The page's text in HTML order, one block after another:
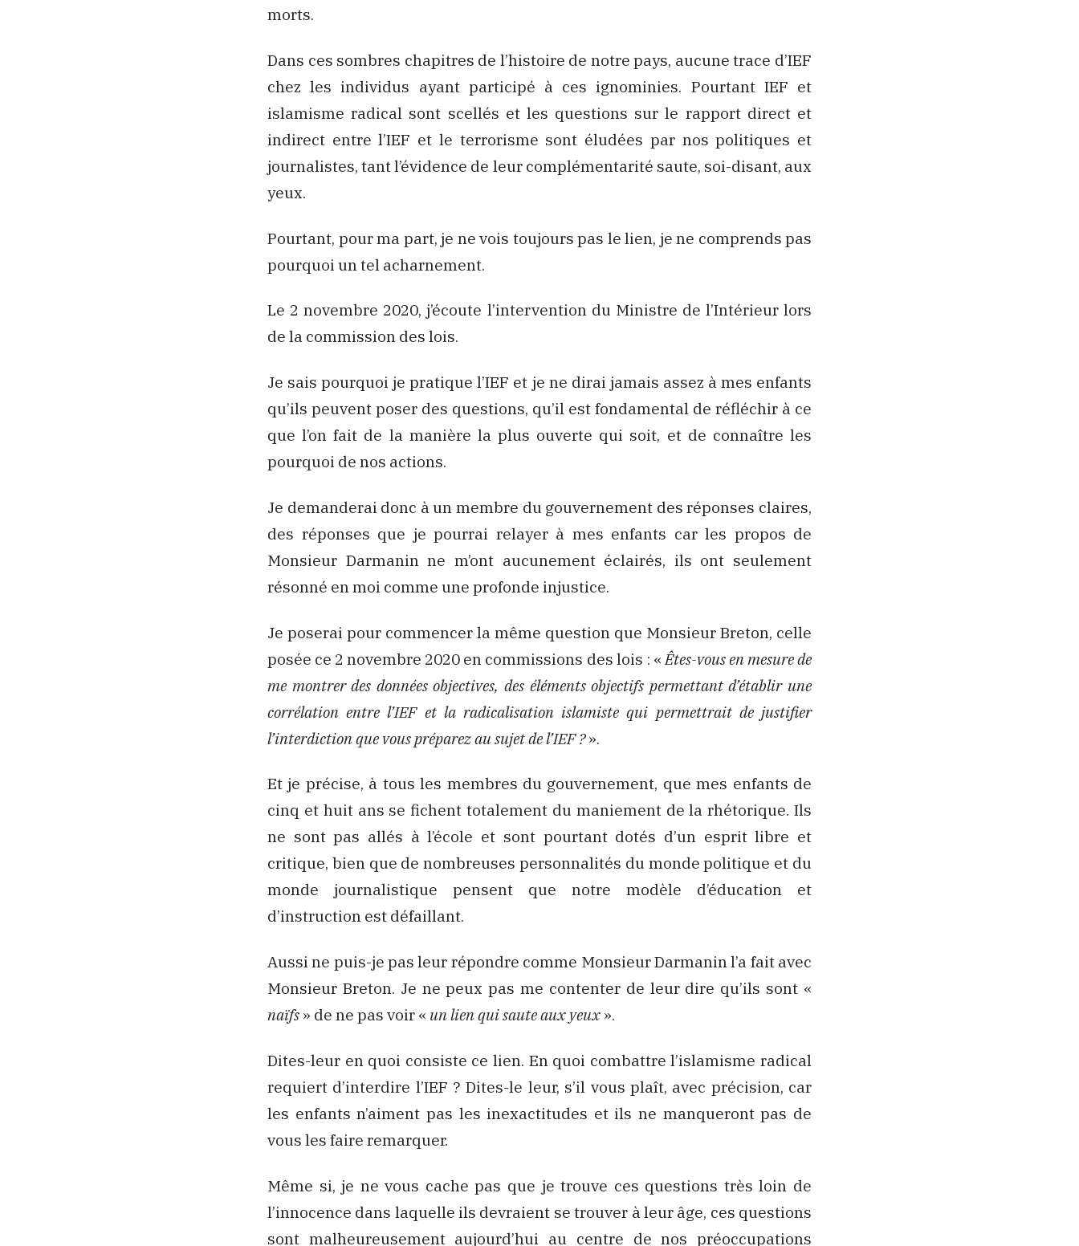
morts.
Dans ces sombres chapitres de l’histoire de notre pays, aucune trace d’IEF
chez les individus ayant participé à ces ignominies. Pourtant IEF et
islamisme radical sont scellés et les questions sur le rapport direct et
indirect entre l’IEF et le terrorisme sont éludées par nos politiques et
journalistes, tant l’évidence de leur complémentarité saute, soi-disant, aux
yeux.
Pourtant, pour ma part, je ne vois toujours pas le lien, je ne comprends pas
pourquoi un tel acharnement.
Le 2 novembre 2020, j’écoute l’intervention du Ministre de l’Intérieur lors
de la commission des lois.
Je sais pourquoi je pratique l’IEF et je ne dirai jamais assez à mes enfants
qu’ils peuvent poser des questions, qu’il est fondamental de réfléchir à ce
que l’on fait de la manière la plus ouverte qui soit, et de connaître les
pourquoi de nos actions.
Je demanderai donc à un membre du gouvernement des réponses claires,
des réponses que je pourrai relayer à mes enfants car les propos de
Monsieur Darmanin ne m’ont aucunement éclairés, ils ont seulement
résonné en moi comme une profonde injustice.
Je poserai pour commencer la même question que Monsieur Breton, celle
posée ce 2 novembre 2020 en commissions des lois : « Êtes-vous en mesure de
me montrer des données objectives, des éléments objectifs permettant d’établir une
corrélation entre l’IEF et la radicalisation islamiste qui permettrait de justifier
l’interdiction que vous préparez au sujet de l’IEF ?».
Et je précise, à tous les membres du gouvernement, que mes enfants de
cinq et huit ans se fichent totalement du maniement de la rhétorique. Ils
ne sont pas allés à l’école et sont pourtant dotés d’un esprit libre et
critique, bien que de nombreuses personnalités du monde politique et du
monde journalistique pensent que notre modèle d’éducation et
d’instruction est défaillant.
Aussi ne puis-je pas leur répondre comme Monsieur Darmanin l’a fait avec
Monsieur Breton. Je ne peux pas me contenter de leur dire qu’ils sont «
naïfs » de ne pas voir « un lien qui saute aux yeux ».
Dites-leur en quoi consiste ce lien. En quoi combattre l’islamisme radical
requiert d’interdire l’IEF ? Dites-le leur, s’il vous plaît, avec précision, car
les enfants n’aiment pas les inexactitudes et ils ne manqueront pas de
vous les faire remarquer.
Même si, je ne vous cache pas que je trouve ces questions très loin de
l’innocence dans laquelle ils devraient se trouver à leur âge, ces questions
sont malheureusement aujourd’hui au centre de nos préoccupations